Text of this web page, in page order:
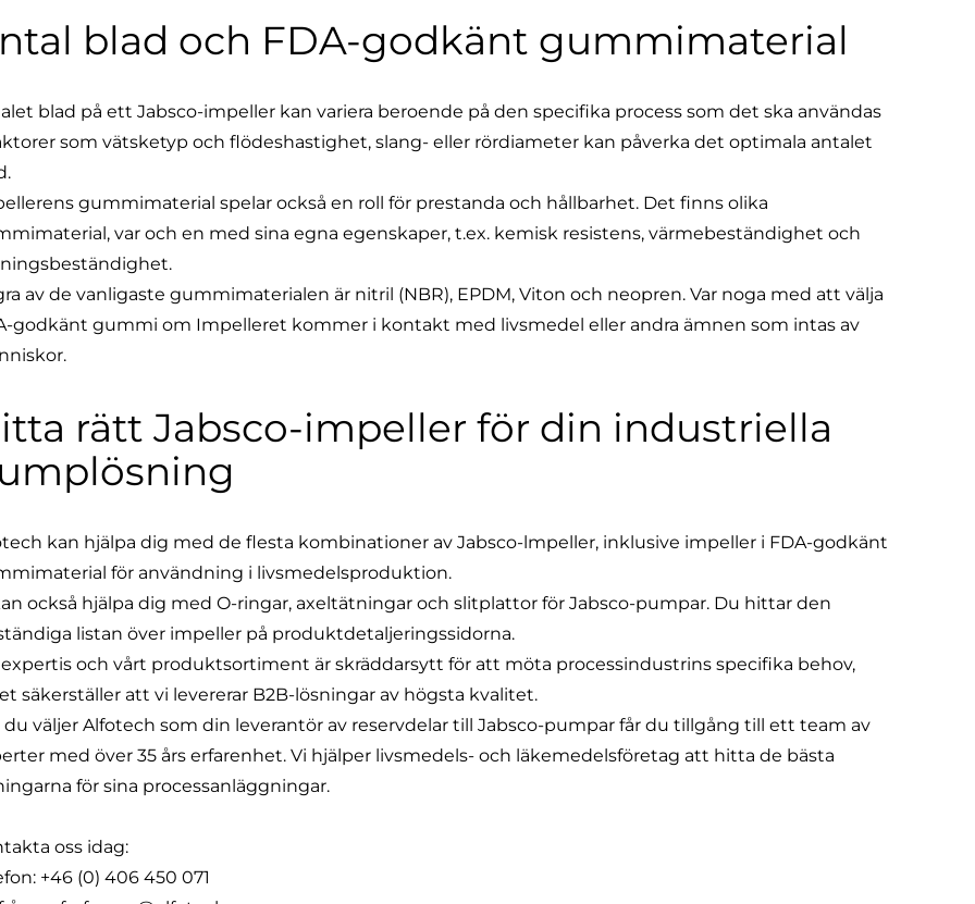
blad och FDA-godkänt gummimaterial
blad på ett Jabsco-impeller kan variera beroende på den specifika process som det ska användas
som vätsketyp och flödeshastighet, slang- eller rördiameter kan påverka det optimala antalet
gummimaterial spelar också en roll för prestanda och hållbarhet. Det finns olika
var och en med sina egna egenskaper, t.ex. kemisk resistens, värmebeständighet och
av de vanligaste gummimaterialen är nitril (NBR), EPDM, Viton och neopren. Var noga med att välja
godkänt gummi om Impelleret kommer i kontakt med livsmedel eller andra ämnen som intas av
rätt Jabsco-impeller för din industriella
kan hjälpa dig med de flesta kombinationer av Jabsco-lmpeller, inklusive impeller i FDA-godkänt
för användning i livsmedelsproduktion.
också hjälpa dig med O-ringar, axeltätningar och slitplattor för Jabsco-pumpar. Du hittar den
listan över impeller på produktdetaljeringssidorna.
expertis och vårt produktsortiment är skräddarsytt för att möta processindustrins specifika behov,
säkerställer att vi levererar B2B-lösningar av högsta kvalitet.
du väljer Alfotech som din leverantör av reservdelar till Jabsco-pumpar får du tillgång till ett team av
med över 35 års erfarenhet. Vi hjälper livsmedels- och läkemedelsföretag att hitta de bästa
för sina processanläggningar.
oss idag:
+46 (0) 406 450 071